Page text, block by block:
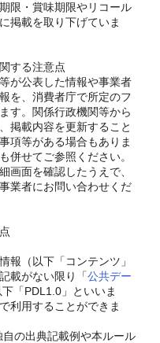
限・賞味期限やリコール
掲載を取り下げていま
する注意点
が公表した情報や事業者
を、消費者庁で所定のフ
す。関係行政機関等から
掲載内容を更新すること
項等がある場合もありま
併せてご参照ください。
画面を確認したうえで、
業者にお問い合わせくだ
報（以下「コンテンツ」
載がない限り「公共デー
下「PDL1.0」といいま
利用することができま
自の出典記載例や本ルール